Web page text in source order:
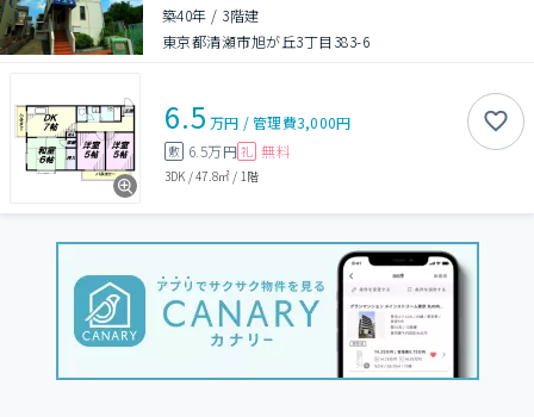
築40年 / 3階建
東京都清瀬市旭が丘3丁目383-6
6.5 万円 /管理費3,000円
敷 6.5万円 礼 無料
3DK /47.8㎡ / 1階